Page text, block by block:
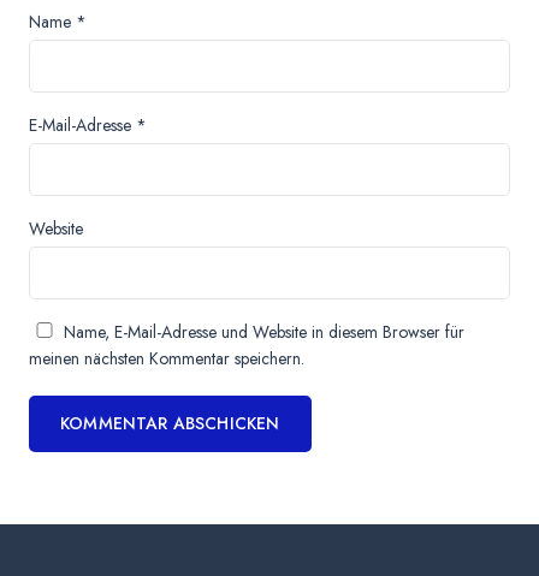
Name *
E-Mail-Adresse *
Website
Name, E-Mail-Adresse und Website in diesem Browser für
meinen nächsten Kommentar speichern.